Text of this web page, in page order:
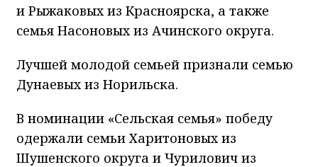
и Рыжаковых из Красноярска, а также
семья Насоновых из Ачинского округа.
Лучшей молодой семьей признали семью
Дунаевых из Норильска.
В номинации «Сельская семья» победу
одержали семьи Харитоновых из
Шушенского округа и Чурилович из